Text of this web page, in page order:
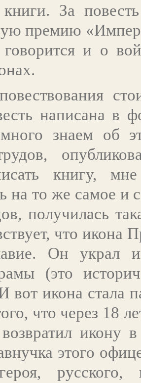
книги. За
премию
и о
написана в
знаем об
книгу,
на то же самое
получилась
что икона
Он украл
(это
икона стала
что через 18
икону
этого
героя,